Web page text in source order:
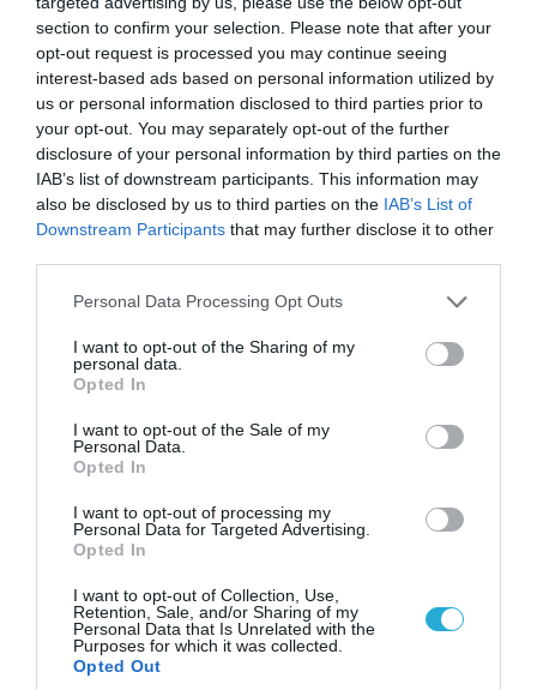
section to confirm your selection. Please note that after your
opt-out request is processed you may continue seeing
interest-based ads based on personal information utilized by
us or personal information disclosed to third parties prior to
your opt-out. You may separately opt-out of the further
disclosure of your personal information by third parties on the
IAB’s list of downstream participants. This information may
also be disclosed by us to third parties on the IAB’s List of
Downstream Participants that may further disclose it to other
Please note that this website/app uses one or more Google
not limited to your visit or usage behaviour. You may click to
grant or deny consent to Google and its third-party tags to
use your data for below specified purposes in below Google
consent section.
Personal Data Processing Opt Outs
I want to opt-out of the Sharing of my
personal data.
Opted In
I want to opt-out of the Sale of my
Personal Data.
Opted In
I want to opt-out of processing my
Personal Data for Targeted Advertising.
Opted In
I want to opt-out of Collection, Use,
Retention, Sale, and/or Sharing of my
Personal Data that Is Unrelated with the
Purposes for which it was collected.
Opted Out
τα ζώα που χάθηκαν στις πυρκαγιές της
Αττικής (φωτο)
04.08.2026 | 15:02